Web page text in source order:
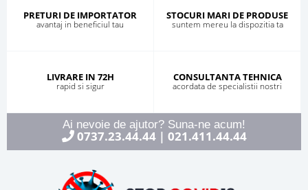
PRETURI DE IMPORTATOR
avantaj in beneficiul tau
STOCURI MARI DE PRODUSE
suntem mereu la dispozitia ta
LIVRARE IN 72H
rapid si sigur
CONSULTANTA TEHNICA
acordata de specialistii nostri
Ai nevoie de ajutor? Suna-ne acum!
0737.23.44.44| 021.411.44.44